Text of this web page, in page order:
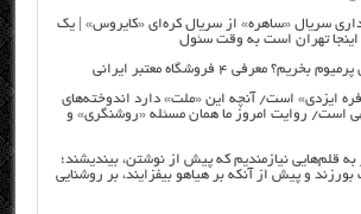
سریال «ساهره» از سریال کره‌ای «کایروس» | یک
اینجا تهران است به وقت سئول
معرفی ۴ فروشگاه معتبر ایرانی
ایزدی» است/ آنچه این «ملت» دارد اندوخته‌های
است/ روایت امروز ما همان مسئله «روشنگری» و
قلم‌هایی نیازمندیم که پیش از نوشتن، بیندیشند؛
و پیش از آنکه بر هیاهو بیفزایند، بر روشنایی